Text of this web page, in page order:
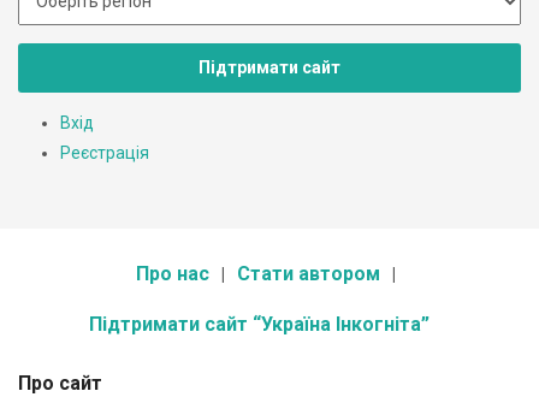
Підтримати сайт
Вхід
Реєстрація
Про нас Стати автором
Підтримати сайт “Україна Інкогніта”
Про сайт